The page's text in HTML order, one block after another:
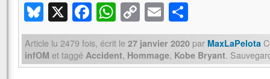
Bluesky
X Facebook
WhatsApp
Copy
Link
Email
Article lu 2479 fois, écrit le 27 janvier 2020 par MaxLaPelota
infOM et taggé Accident, Hommage, Kobe Bryant.